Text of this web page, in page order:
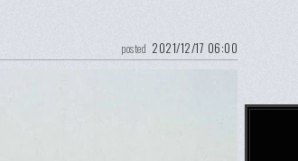
posted 2021/12/17 06:00